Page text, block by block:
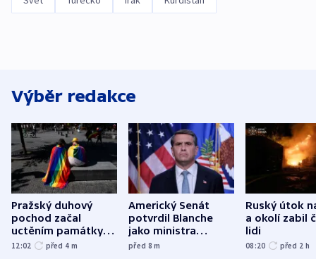
Výběr redakce
Pražský duhový
pochod začal
uctěním památky
obětí berlínského
12:02 před 4 m
Americký Senát
potvrdil Blanche
jako ministra
spravedlnosti
před 8m
Ruský útok
a okolí zabil
lidi
08:20 před 2 h